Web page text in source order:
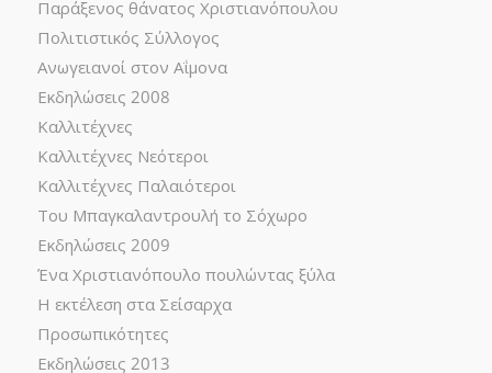
Παράξενος θάνατος Χριστιανόπουλου
Πολιτιστικός Σύλλογος
Ανωγειανοί στον Αΐμονα
Εκδηλώσεις 2008
Καλλιτέχνες
Καλλιτέχνες Νεότεροι
Καλλιτέχνες Παλαιότεροι
Του Μπαγκαλαντρουλή το Σόχωρο
Εκδηλώσεις 2009
Ένα Χριστιανόπουλο πουλώντας ξύλα
Η εκτέλεση στα Σείσαρχα
Προσωπικότητες
Εκδηλώσεις 2013